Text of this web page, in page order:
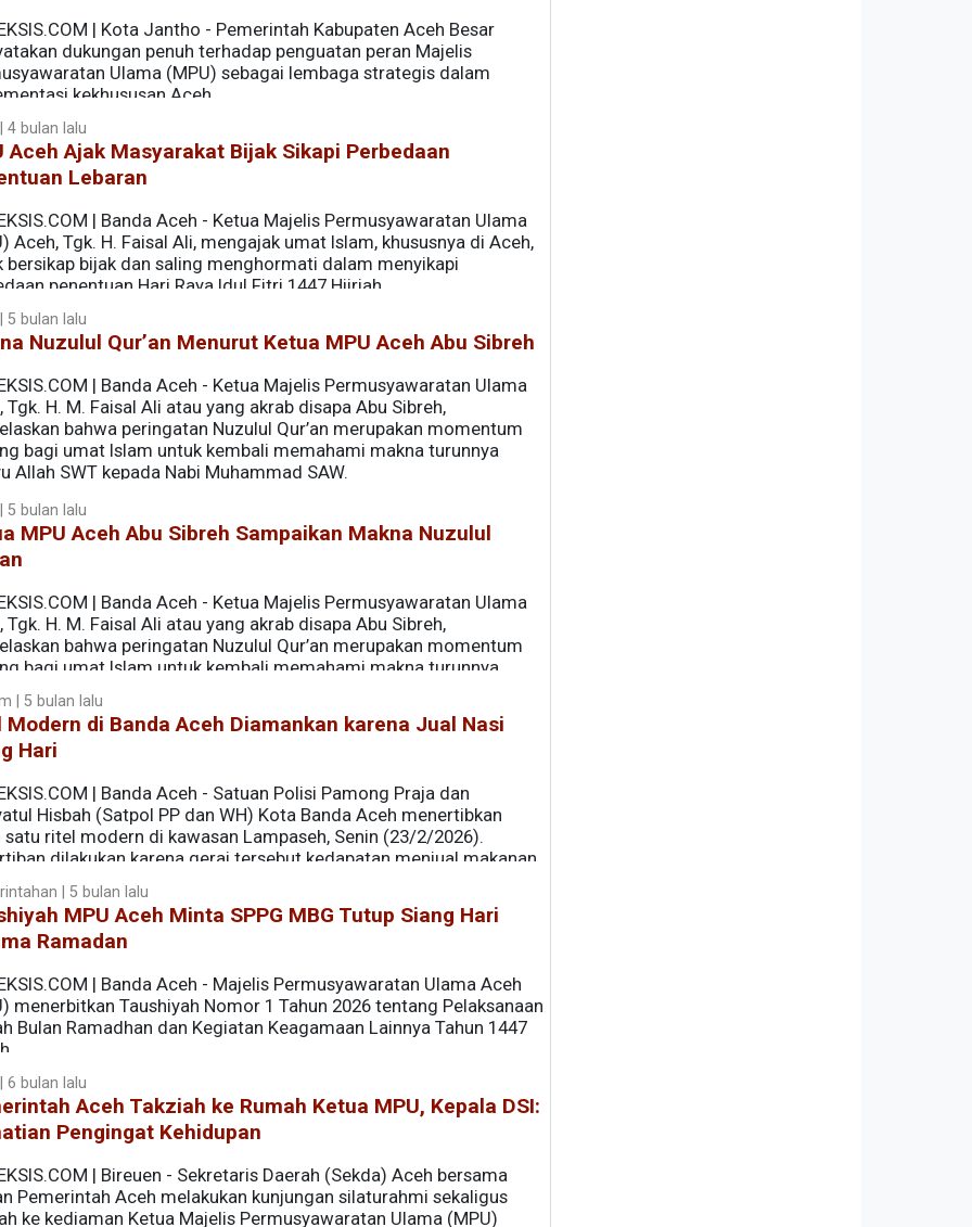
| Kota Jantho - Pemerintah Kabupaten Aceh Besar
dukungan penuh terhadap penguatan peran Majelis
Ulama (MPU) sebagai lembaga strategis dalam
kekhususan Aceh.
Besar, Adi Darma SPd MPd, saat menghadiri Rapat
di Aula Tgk H Abdullah Ujong Rimba, Komplek MPU Aceh,
Besar, Selasa (14/4/2026).
4 bulan lalu
Aceh Ajak Masyarakat Bijak Sikapi Perbedaan
Lebaran
| Banda Aceh - Ketua Majelis Permusyawaratan Ulama
Aceh, Tgk. H. Faisal Ali, mengajak umat Islam, khususnya di Aceh,
bersikap bijak dan saling menghormati dalam menyikapi
penentuan Hari Raya Idul Fitri 1447 Hijriah.
5 bulan lalu
Nuzulul Qur’an Menurut Ketua MPU Aceh Abu Sibreh
| Banda Aceh - Ketua Majelis Permusyawaratan Ulama
Tgk. H. M. Faisal Ali atau yang akrab disapa Abu Sibreh,
bahwa peringatan Nuzulul Qur’an merupakan momentum
bagi umat Islam untuk kembali memahami makna turunnya
Allah SWT kepada Nabi Muhammad SAW.
5 bulan lalu
MPU Aceh Abu Sibreh Sampaikan Makna Nuzulul
| Banda Aceh - Ketua Majelis Permusyawaratan Ulama
Tgk. H. M. Faisal Ali atau yang akrab disapa Abu Sibreh,
bahwa peringatan Nuzulul Qur’an merupakan momentum
bagi umat Islam untuk kembali memahami makna turunnya
SAW.
| 5 bulan lalu
Modern di Banda Aceh Diamankan karena Jual Nasi
Hari
| Banda Aceh - Satuan Polisi Pamong Praja dan
Hisbah (Satpol PP dan WH) Kota Banda Aceh menertibkan
satu ritel modern di kawasan Lampaseh, Senin (23/2/2026).
dilakukan karena gerai tersebut kedapatan menjual makanan
1447 H.
| 5 bulan lalu
MPU Aceh Minta SPPG MBG Tutup Siang Hari
Ramadan
| Banda Aceh - Majelis Permusyawaratan Ulama Aceh
menerbitkan Taushiyah Nomor 1 Tahun 2026 tentang Pelaksanaan
Bulan Ramadhan dan Kegiatan Keagamaan Lainnya Tahun 1447
6 bulan lalu
Aceh Takziah ke Rumah Ketua MPU, Kepala DSI:
Pengingat Kehidupan
| Bireuen - Sekretaris Daerah (Sekda) Aceh bersama
Pemerintah Aceh melakukan kunjungan silaturahmi sekaligus
ke kediaman Ketua Majelis Permusyawaratan Ulama (MPU)